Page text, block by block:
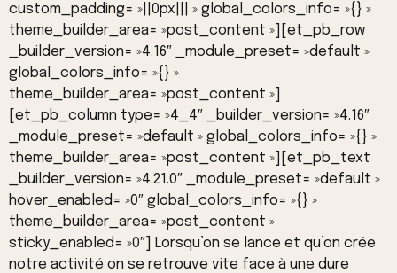
custom_padding= »||0px||| » global_colors_info= »{} »
theme_builder_area= »post_content »][et_pb_row
_builder_version= »4.16″ _module_preset= »default »
global_colors_info= »{} »
theme_builder_area= »post_content »]
[et_pb_column type= »4_4″ _builder_version= »4.16″
_module_preset= »default » global_colors_info= »{} »
theme_builder_area= »post_content »][et_pb_text
_builder_version= »4.21.0″ _module_preset= »default »
hover_enabled= »0″ global_colors_info= »{} »
theme_builder_area= »post_content »
sticky_enabled= »0″] Lorsqu’on se lance et qu’on crée
notre activité on se retrouve vite face à une dure